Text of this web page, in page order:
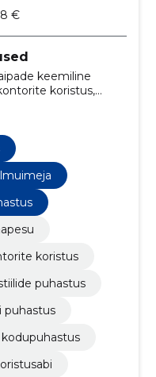
€
keemiline
koristus,
põranda
koristus
puhastus
puhastus
kodupuhastus